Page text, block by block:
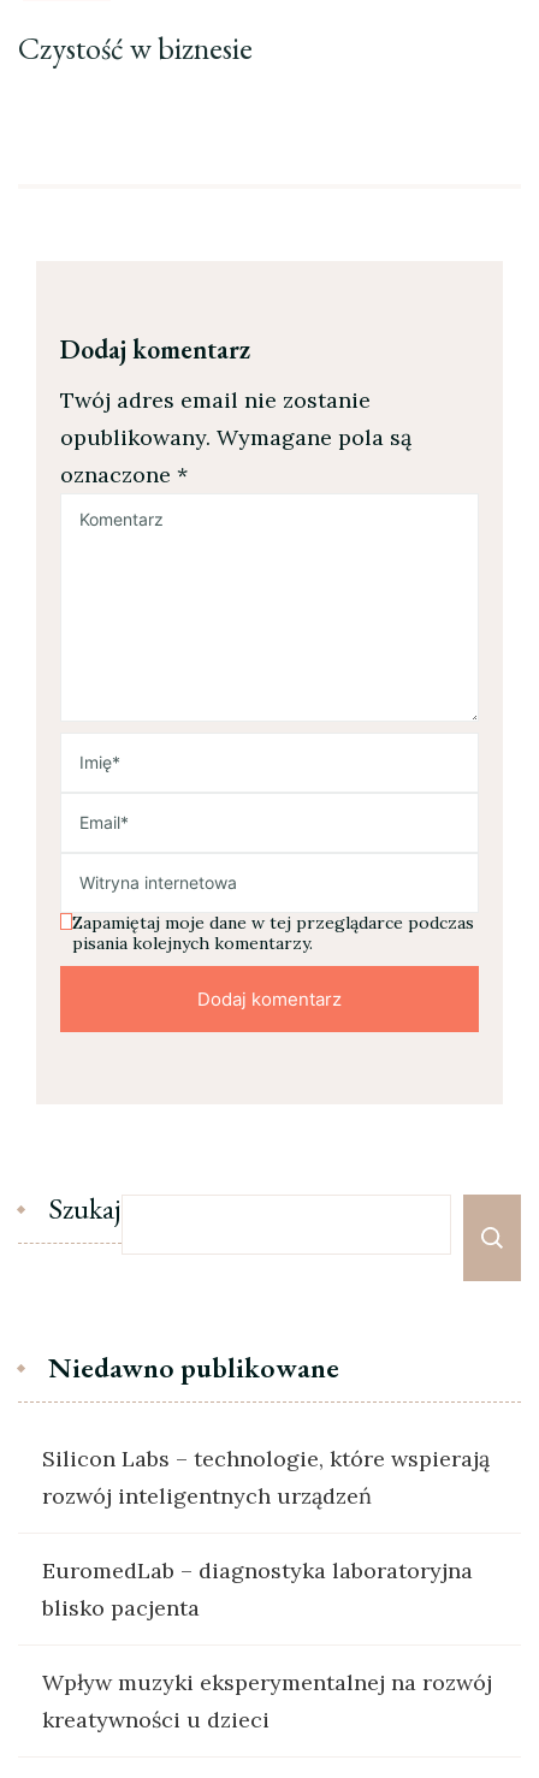
Czystość w biznesie
Dodaj komentarz
Twój adres email nie zostanie
opublikowany. Wymagane pola są
oznaczone *
Zapamiętaj moje dane w tej przeglądarce podczas
pisania kolejnych komentarzy.
Szukaj
Niedawno publikowane
Silicon Labs – technologie, które wspierają
rozwój inteligentnych urządzeń
EuromedLab – diagnostyka laboratoryjna
blisko pacjenta
Wpływ muzyki eksperymentalnej na rozwój
kreatywności u dzieci